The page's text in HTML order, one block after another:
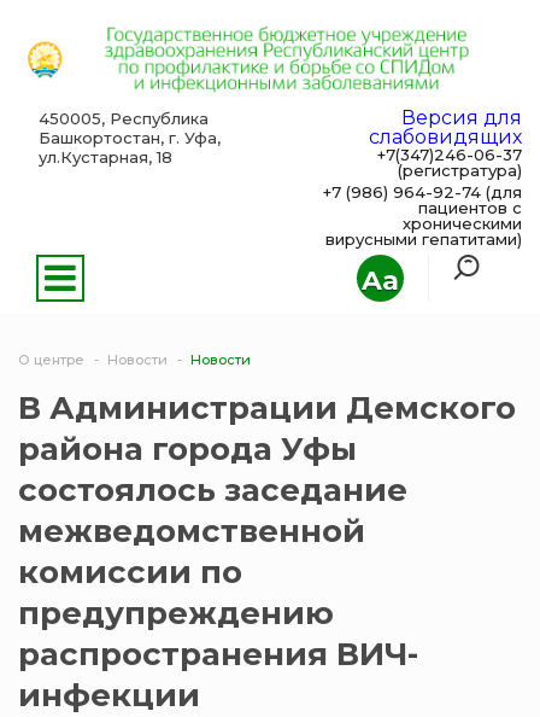
Aa
450005, Республика
Башкортостан, г. Уфа,
ул.Кустарная, 18
Версия для
слабовидящих
+7(347)246-06-37
(регистратура)
+7 (986) 964-92-74 (для
пациентов с
хроническими
вирусными гепатитами)
О центре Новости Новости
В Администрации Демского
района города Уфы
состоялось заседание
межведомственной
комиссии по
предупреждению
распространения ВИЧ-
инфекции